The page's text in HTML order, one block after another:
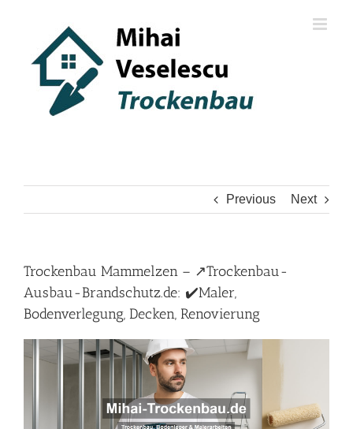
Previous Next
Trockenbau Mammelzen – ↗️Trockenbau-
Ausbau-Brandschutz.de: ✔️Maler,
Bodenverlegung, Decken, Renovierung